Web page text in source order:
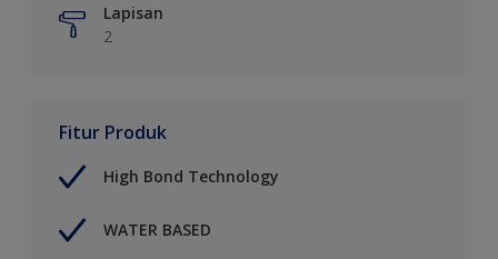
Lapisan
2
Fitur Produk
High Bond Technology
WATER BASED